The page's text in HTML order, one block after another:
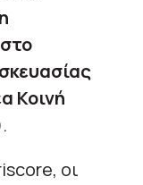
Κοινή
.
οι